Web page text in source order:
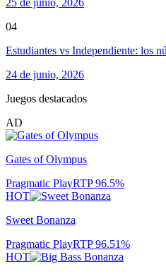
25 de junio, 2026
04
Estudiantes vs Independiente: los
24 de junio, 2026
Juegos destacados
AD
Gates of Olympus
Pragmatic PlayRTP96.5%
HOT
Sweet Bonanza
Pragmatic PlayRTP96.51%
HOT